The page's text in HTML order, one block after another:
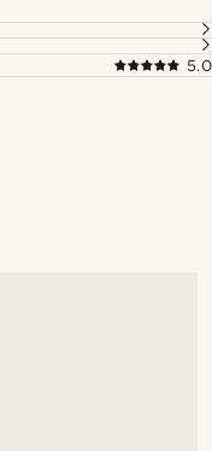
5.0